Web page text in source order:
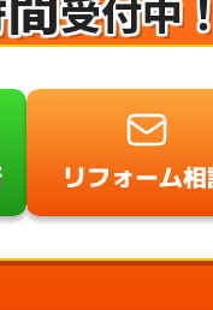
受付中！